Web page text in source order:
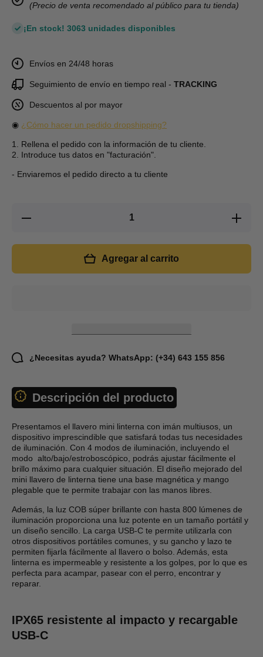
(Precio de venta recomendado al público para tu tienda)
¡En stock! 3063 unidades disponibles
Envíos en 24/48 horas
Seguimiento de envío en tiempo real - TRACKING
Descuentos al por mayor
◉ ¿Cómo hacer un pedido dropshipping?
1. Rellena el pedido con la información de tu cliente.
2. Introduce tus datos en "facturación".
- Enviaremos el pedido directo a tu cliente
Reducir
Llavero
Aumentar
cantidad
Llavero
con imán
Agregar al carrito
¿Necesitas ayuda? WhatsApp: (+34) 643 155 856
Descripción del producto
Presentamos el llavero mini linterna con imán multiusos, un
dispositivo imprescindible que satisfará todas tus necesidades
de iluminación. Con 4 modos de iluminación, incluyendo el
modo alto/bajo/estroboscópico, podrás ajustar fácilmente el
brillo máximo para cualquier situación. El diseño mejorado del
mini llavero de linterna tiene una base magnética y mango
plegable que te permite trabajar con las manos libres.
Además, la luz COB súper brillante con hasta 800 lúmenes de
iluminación proporciona una luz potente en un tamaño portátil y
un diseño sencillo. La carga USB-C te permite utilizarla con
otros dispositivos portátiles comunes, y su gancho y lazo te
permiten fijarla fácilmente al llavero o bolso. Además, esta
linterna es impermeable y resistente a los golpes, por lo que es
perfecta para acampar, pasear con el perro, encontrar y
reparar.
IPX65 resistente al impacto y recargable
USB-C